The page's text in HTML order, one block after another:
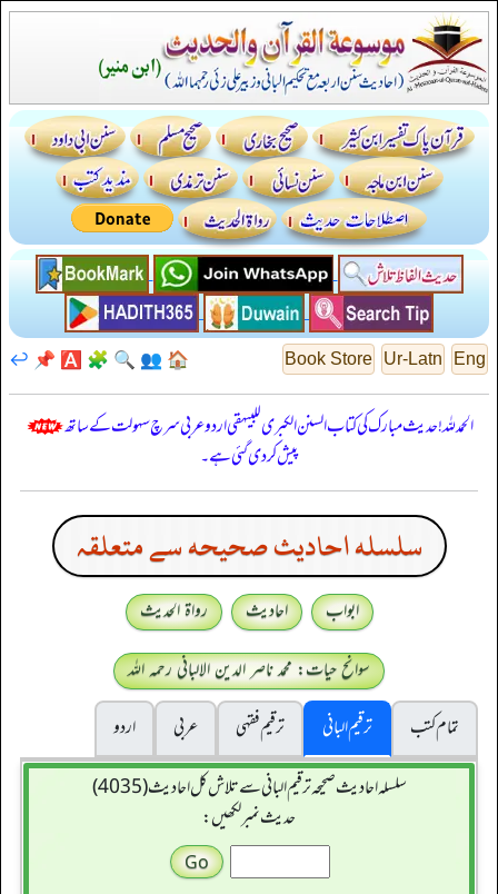
Eng
Ur-Latn
Book Store
🏠
👥
🔍
🧩
🅰️
📌
↩️
الحمدللہ! حدیث مبارک کی کتاب السنن الكبرى للبيهقي اردو عربی سرچ سہولت کے ساتھ
پیش کر دی گئی ہے۔
سلسله احاديث صحيحه سے متعلقہ
ابواب احادیث
رواۃ الحدیث
سوانح حیات: محمد ناصر الدین الالبانی رحمہ اللہ
تمام کتب
ترقیم البانی ترقيم فقہی عربی
اردو
سلسله احاديث صحيحه ترقیم البانی سے تلاش کل احادیث (4035)
حدیث نمبر لکھیں: